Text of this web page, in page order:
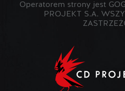
Operatorem strony jest
PROJEKT S.A.